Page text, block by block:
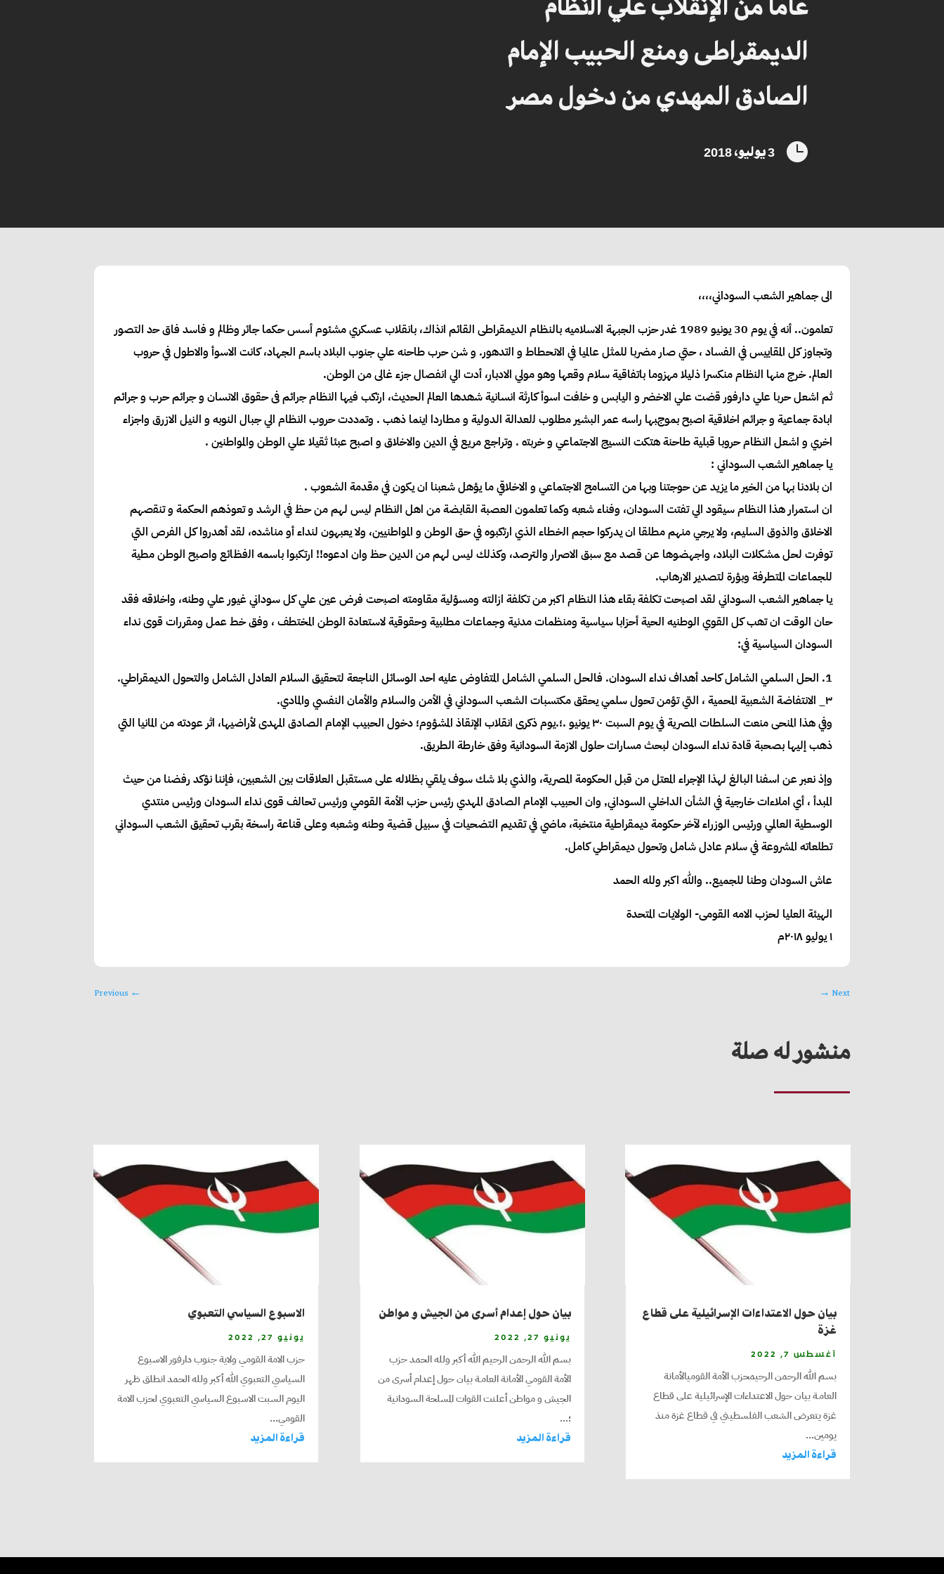
ﻋﺎﻣﺎ ﻣﻦ ﺍلإﻧﻘﻠﺎﺏ ﻋﻠﻲ ﺍﻟنظام
ﺍلديمقراطى ومنع الحبيب الإمام
الصادق المهدي من دخول مصر
 3 يوليو، 2018
الى ﺟﻤﺎﻫﻴﺮ ﺍلشعب ﺍﻟﺴﻮﺩﺍﻧﻲ،،،،
ﺗﻌﻠمون.. أنه في يوم 30 ﻳﻮﻧﻴﻮ 1989 غدر ﺣﺰﺏ ﺍﻟﺠﺒﻬﺔ ﺍﻟﺎﺳﻠﺎﻣﻴﻪ بالنظام ﺍلديمقراطى ﺍﻟﻘﺎئم ﺍﻧذاك، ﺑﺎﻧﻘﻠﺎﺏ ﻋﺴﻜﺮﻱ ﻣﺸﺌﻮﻡ ﺃسس ﺣﻜﻤﺎ ﺟﺎﺋﺮ ﻭظالم و ﻓﺎﺳﺪ ﻓﺎﻕ ﺣد ﺍﻟﺘﺼﻮﺭ
وﺗﺠﺎﻭﺯ ﻛﻞ ﺍﻟﻤﻘﺎييس ﻓﻲ ﺍﻟﻔﺴﺎﺩ ، ﺣﺘﻲ ﺻﺎﺭ ﻣﻀﺮﺑﺎ ﻟﻠﻤﺜﻞ ﻋﺎﻟﻤﻴﺎ ﻓﻲ ﺍﻟﺎنحطاط و ﺍﻟتدﻫﻮﺭ. و ﺷﻦ ﺣﺮﺏ طاﺣﻨﻪ ﻋﻠﻲ ﺟﻨﻮﺏ ﺍﻟﺒﻠﺎﺩ ﺑﺎﺳم ﺍﻟﺠﻬﺎﺩ، ﻛﺎنت ﺍﻟﺎﺳﻮﺃ ﻭﺍﻟﺎطول ﻓﻲ ﺣﺮﻭﺏ
ﺍﻟﻌﺎﻟﻢ. ﺧﺮﺝ ﻣﻨﻬﺎ ﺍﻟﻨظام منكسرا ذﻟﻴﻠﺎ ﻣﻬﺰﻭﻣﺎ ﺑﺎﺗﻔﺎﻗﻴﺔ ﺳﻠﺎﻡ ﻭﻗﻌﻬﺎ ﻭﻫﻮ موﻟﻲ ﺍﻟﺎﺩﺑﺎﺭ، ﺃﺩﺕ ﺍﻟﻲ ﺍﻧﻔﺼﺎﻝ ﺟزء غالى من الوطن.
ثم ﺍشعل ﺣﺮﺑﺎ ﻋﻠﻲ ﺩﺍﺭﻓﻮﺭ ﻗضت ﻋﻠﻲ ﺍﻟﺎﺧﻀﺮ و ﺍﻟﻴﺎبس و ﺧﻠفت ﺍﺳﻮﺃ ﻛﺎﺭﺛﺔ ﺍﻧﺴﺎﻧﻴﺔ ﺷهدﻫﺎ ﺍﻟﻌﺎﻟﻢ ﺍﻟﺤديث، ﺍﺭﺗكب ﻓﻴﻬﺎ ﺍﻟنظام ﺟرائم ﻓﻰ ﺣﻘﻮﻕ ﺍﻟﺎﻧﺴﺎﻥ و ﺟﺮﺍﺋﻢ ﺣﺮﺏ و ﺟﺮﺍﺋﻢ
ﺍﺑﺎﺩﺓ ﺟﻤﺎﻋﻴﺔ و ﺟﺮﺍﺋﻢ ﺍﺧﻠﺎﻗﻴﺔ ﺍﺻﺒﺢ ﺑﻤﻮجﺒﻬﺎ راسه ﻋﻤﺮ ﺍﻟﺒﺸﻴﺮ ﻣطلوب ﻟلعدﺍﻟﺔ ﺍلدﻭﻟﻴﺔ و مطاﺭﺩﺍ ﺍﻳﻨﻤﺎ ﺫﻫﺐ . ﻭﺗﻤددﺕ ﺣﺮﻭﺏ ﺍﻟنظام ﺍﻟﻲ ﺟﺒﺎﻝ ﺍﻟﻨﻮﺑﻪ و ﺍﻟﻨﻴﻞ ﺍﻟﺎﺯﺭﻕ واجزاء
ﺍﺧﺮﻱ ﻭ ﺍشعل ﺍﻟنظاﻡ ﺣﺮﻭﺑﺎ ﻗﺒﻠﻴﺔ طاﺣﻨﺔ هتكت ﺍﻟﻨﺴﻴﺞ ﺍﻟﺎﺟﺘﻤﺎﻋﻲ و ﺧﺮﺑﺘه . ﻭﺗﺮﺍﺟﻊ مريع ﻓﻲ ﺍﻟدﻳﻦ ﻭﺍﻟﺎﺧﻠﺎﻕ و ﺍﺻﺒﺢ ﻋﺒﺌﺎ ﺛﻘﻴﻠﺎ ﻋﻠﻲ ﺍﻟﻮﻃﻦ وﺍﻟﻤﻮﺍﻃﻨﻴﻦ .
ﻳﺎ ﺟﻤﺎﻫﻴﺮ ﺍﻟﺸﻌﺐ ﺍﻟﺴﻮﺩﺍﻧﻲ :
ﺍﻥ ﺑﻠﺎﺩﻧﺎ ﺑﻬﺎ ﻣﻦ ﺍﻟﺨﻴﺮ ﻣﺎ ﻳﺰيد ﻋﻦ ﺣﻮﺟﺘﻨﺎ وﺑﻬﺎ ﻣﻦ ﺍﻟﺘﺴﺎﻣﺢ ﺍﻟﺎﺟﺘﻤﺎﻋﻲ و ﺍﻟﺎﺧﻠﺎﻗﻲ ﻣﺎ ﻳﺆﻫﻞ ﺷﻌﺒﻨﺎ ﺍﻥ ﻳﻜﻮﻥ ﻓﻲ ﻣقدﻣﺔ ﺍﻟﺸﻌﻮﺏ .
ﺍﻥ ﺍﺳﺘﻤﺮﺍﺭ ﻫﺬﺍ النظام ﺳﻴﻘﻮﺩ ﺍﻟﻲ تفتت ﺍﻟﺴﻮﺩﺍﻥ، وفناء ﺷﻌبه وﻛﻤﺎ ﺗﻌﻠﻤﻮﻥ ﺍﻟﻌﺼﺒﺔ القابضة ﻣﻦ ﺍﻫﻞ ﺍﻟنظام ليس لهم ﻣﻦ حظ ﻓﻲ ﺍﻟﺮشد و ﺗﻌﻮﺫﻫﻢ ﺍﻟﺤﻜﻤﺔ و ﺗﻨﻘصهم
ﺍﻟﺎﺧﻠﺎﻕ وﺍﻟذﻭﻕ ﺍﻟﺴﻠﻴﻢ، وﻟﺎ ﻳﺮﺟﻲ ﻣﻨﻬﻢ مطلقا ﺍﻥ يدرﻛﻮﺍ ﺣﺠﻢ ﺍﻟخطاء ﺍﻟﺬي ﺍﺭﺗكبوه ﻓﻲ ﺣﻖ ﺍﻟﻮﻃﻦ و ﺍﻟﻤﻮاطنيين، وﻟﺎ ﻳﻌﺒﻬﻮﻥ لنداء ﺃﻭ ﻣﻨﺎﺷده، ﻟﻘد ﺃهدروا ﻛﻞ ﺍﻟﻔﺮﺹ ﺍﻟﺘﻲ
ﺗﻮﻓﺮت لحل ﻤﺸﻜﻠﺎﺕ ﺍﻟﺒﻠﺎﺩ، وﺍﺟﻬﻀﻮﻫﺎ ﻋﻦ ﻗﺼﺪ ﻣﻊ ﺳﺒﻖ ﺍﻟﺎﺻﺮﺍﺭ وﺍﻟﺘﺮﺻﺪ، وكذلك ليس ﻟﻬﻢ ﻣﻦ الدين حظ وﺍﻥ ﺍﺩﻋﻮﻩ!! ﺍﺭتكبوﺍ ﺑﺎﺳﻤﻪ ﺍﻟفظﺎﺋﻊ واصبح الوطن مطية
للجماعات المتطرفة وبؤرة لتصدير الارهاب.
ﻳﺎ ﺟﻤﺎﻫﻴﺮ ﺍﻟشعب ﺍﻟسوﺩﺍﻧﻲ ﻟﻘﺪ ﺍﺻﺒحت ﺗﻜﻠﻔﺔ بقاء ﻫﺬﺍ ﺍلنظام ﺍﻛﺒﺮ ﻣﻦ ﺗﻜﻠﻔﺔ ﺍﺯﺍﻟﺘﻪ وﻣﺴﺆﻟﻴﺔ ﻣﻘﺎﻭمته ﺍﺻﺒحت ﻓﺮﺽ ﻋﻴﻦ ﻋﻠﻲ ﻛﻞ ﺳﻮﺩﺍﻧﻲ ﻏﻴﻮﺭ ﻋﻠﻲ وطنه، وﺍﺧﻠﺎﻗﻪ ﻓقد
ﺣﺎﻥ ﺍلوقت ﺍﻥ ﺗهب ﻛﻞ ﺍﻟﻘﻮﻱ ﺍﻟﻮطنيه الحية أحزابا سياسية ومنظمات مدنية وجماعات مطلبية وحقوقية ﻟﺎﺳﺘﻌﺎﺩﺓ ﺍﻟﻮﻃﻦ المختطف ، وفق خط عمل ومقررات قوى نداء
السودان السياسية في:
1. الحل السلمي الشامل كاحد أهداف نداء السودان. فالحل السلمي الشامل المتفاوض عليه احد الوسائل الناجعة لتحقيق السلام العادل الشامل والتحول الديمقراطي.
٣_ الانتفاضة الشعبية المحمية ، التي تؤمن تحول سلمي يحقق مكتسبات الشعب السوداني في الأمن والسلام والأمان النفسي والمادي.
وفي هذا المنحى منعت السلطات المصرية في يوم السبت ٣٠ يونيو .؛.يوم ذكرى انقلاب الإنقاذ المشؤوم؛ دخول الحبيب الإمام الصادق المهدى لأراضيها، اثر عودته من المانيا التي
ذهب إليها بصحبة قادة نداء السودان لبحث مسارات حلول الازمة السودانية وفق خارطة الطريق.
وإذ نعبر عن اسفنا البالغ لهذا الإجراء المعتل من قبل الحكومة المصرية، والذي بلا شك سوف يلقي بظلاله على مستقبل العلاقات بين الشعبين، فإننا نؤكد رفضنا من حيث
المبدأ ، أي املاءات خارجية في الشأن الداخلي السوداني, وان الحبيب الإمام الصادق المهدي رئيس حزب الأمة القومي ورئيس تحالف قوى نداء السودان ورئيس منتدي
الوسطية العالمي ورئيس الوزراء لآخر حكومة ديمقراطية منتخبة، ماضي في تقديم التضحيات في سبيل قضية وطنه وشعبه وعلى قناعة راسخة بقرب تحقيق الشعب السوداني
تطلعاته المشروعة في سلام عادل شامل وتحول ديمقراطي كامل.
ﻋﺎﺵ ﺍﻟﺴوﺩﺍﻥ وطنا ﻟﻠﺠﻤﻴﻊ.. والله اكبر ولله الحمد
ﺍﻟﻬﻴﺌﺔ العليا لحزب الامه القومى- الولايات المتحدة
١ يوليو ٢٠١٨م
←
Previous Next
→
منشور له صلة
بيان حول الاعتداءات الإسرائيلية على قطاع
غزة
أغسطس 7, 2022
بسم الله الرحمن الرحيمحزب الأمة القوميالأمانة
العامـة بيان حول الاعتداءات الإسرائيلية على قطاع
غزة يتعرض الشعب الفلسطيني في قطاع غزة منذ
يومين...
قراءة المزيد
بيان حول إعدام أسرى من الجيش و مواطن
يونيو 27, 2022
بسم الله الرحمن الرحيم الله أكبر ولله الحمد حزب
الأمة القومي الأمانة العامـة بيان حول إعدام أسرى من
الجيش و مواطن أعلنت القوات المسلحة السودانية
؛...
قراءة المزيد
الاسبوع السياسي التعبوي
يونيو 27, 2022
حزب الامة القومي ولاية جنوب دارفور الاسبوع
السياسي التعبوي الله أكبر ولله الحمد انطلق ظهر
اليوم السبت الاسبوع السياسي التعبوي لحزب الامة
القومي...
قراءة المزيد